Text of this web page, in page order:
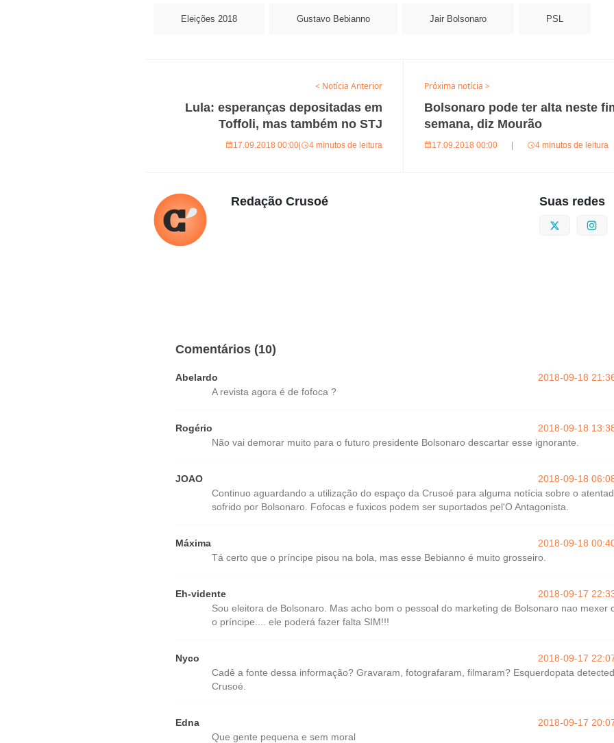
Eleições 2018 Gustavo Bebianno Jair Bolsonaro PSL
< Notícia Anterior
Lula: esperanças depositadas em
Toffoli, mas também no STJ
17.09.2018 00:00| 4 minutos de leitura
Próxima notícia >
Bolsonaro pode ter alta neste
semana, diz Mourão
17.09.2018 00:00 | 4 minutos de leitura
Redação Crusoé Suas redes
Twitter
Comentários (10)
Abelardo
2018-09-18
A revista agora é de fofoca ?
Rogério
2018-09-18
Não vai demorar muito para o futuro presidente Bolsonaro descartar esse ignorante.
JOAO
2018-09-18
Continuo aguardando a utilização do espaço da Crusoé para alguma notícia sobre o
sofrido por Bolsonaro. Fofocas e fuxicos podem ser suportados pel'O Antagonista.
Máxima
2018-09-18
Tá certo que o príncipe pisou na bola, mas esse Bebianno é muito grosseiro.
Eh-vidente
2018-09-17
Sou eleitora de Bolsonaro. Mas acho bom o pessoal do marketing de Bolsonaro nao mexer
o príncipe.... ele poderá fazer falta SIM!!!
Nyco
2018-09-17
Cadê a fonte dessa informação? Gravaram, fotografaram, filmaram? Esquerdopata
Crusoé.
Edna
2018-09-17
Que gente pequena e sem moral